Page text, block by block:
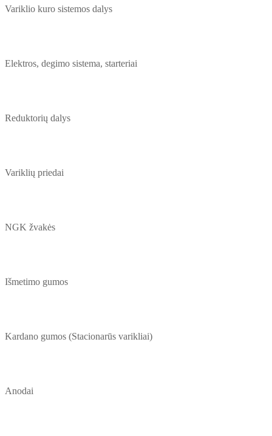
Variklio kuro sistemos dalys
Elektros, degimo sistema, starteriai
Reduktorių dalys
Variklių priedai
NGK žvakės
Išmetimo gumos
Kardano gumos (Stacionarūs varikliai)
Anodai